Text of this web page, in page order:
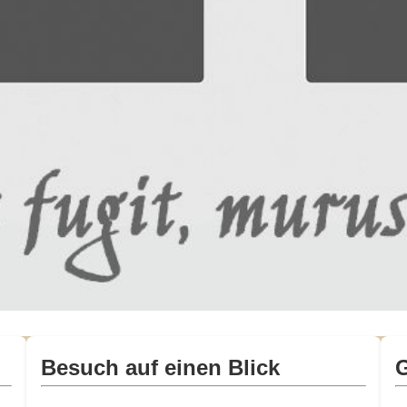
Besuch auf einen Blick